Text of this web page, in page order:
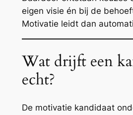
eigen visie én bij de
Motivatie leidt dan
Wat drijft een
echt?
De motivatie kandidaat